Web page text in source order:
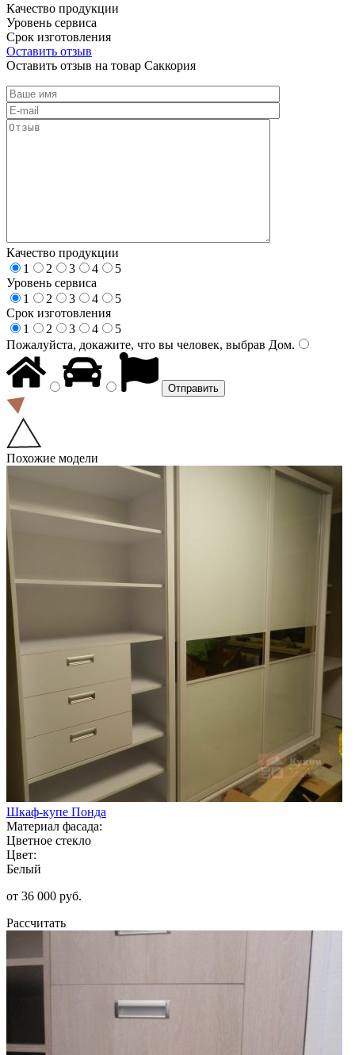
Качество продукции
Уровень сервиса
Срок изготовления
Оставить отзыв
Оставить отзыв на товар Саккория
Качество продукции
1
2 3 4
5
Уровень сервиса
1
2 3 4
5
Срок изготовления
1
2 3 4
5
Пожалуйста, докажите, что вы человек, выбрав Дом.
Похожие модели
Шкаф-купе Понда
Материал фасада:
Цветное стекло
Цвет:
Белый
от 36 000 руб.
Рассчитать